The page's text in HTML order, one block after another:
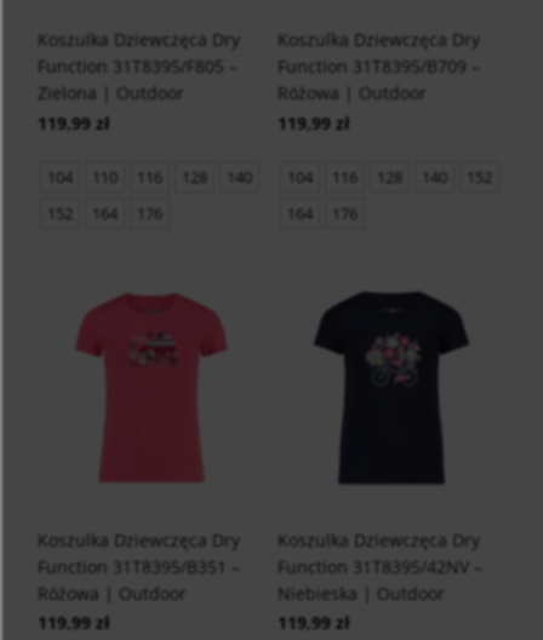
Koszulka Dziewczęca Dry
Function 31T8395/F805 –
Zielona | Outdoor
119,99 zł
104 110 116 128
140
152
164 176
Koszulka Dziewczęca Dry
Function 31T8395/B709 –
Różowa | Outdoor
119,99 zł
104 116 128 140
152
164
176
Koszulka Dziewczęca Dry
Function 31T8395/B351 –
Różowa | Outdoor
119,99 zł
Koszulka Dziewczęca Dry
Function 31T8395/42NV –
Niebieska | Outdoor
119,99 zł